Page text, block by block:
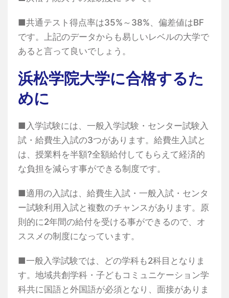
■共通テスト得点率は35%～38%、偏差値はBF
です。上記のデータからも易しいレベルの大学で
あると言って良いでしょう。
浜松学院大学に合格するた
めに
■入学試験には、一般入学試験・センター試験入
試・給費生入試の3つがあります。給費生入試と
は、授業料を半額?全額給付してもらえて経済的
な負担を減らす事ができる制度です。
■適用の入試は、給費生入試・一般入試・センタ
ー試験利用入試と複数のチャンスがあります。原
則的に2年間の給付を受ける事ができるので、オ
ススメの制度になっています。
■一般入学試験では、どの学科も2科目となりま
す。地域共創学科・子どもコミュニケーション学
科共に国語と外国語が必須となり、面接がありま